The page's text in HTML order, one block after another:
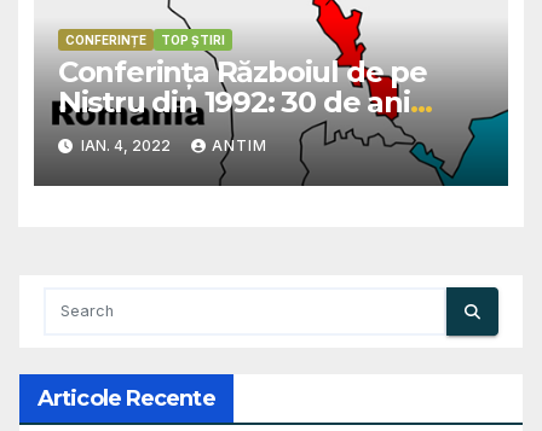
CONFERINȚE TOP ȘTIRI
Conferința Războiul de pe
Nistru din 1992: 30 de ani
după…, care va avea loc la
Chișinău, în perioada 4-5
martie 2022
IAN. 4, 2022 ANTIM
Articole Recente